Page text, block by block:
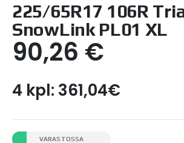
225/65R17 106R
SnowLink PL01 XL
90,26 €
4 kpl: 361,04€
VARASTOSSA